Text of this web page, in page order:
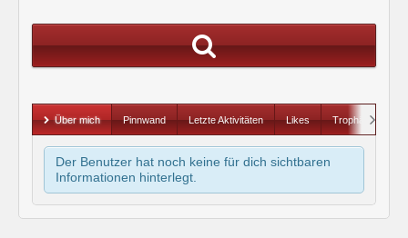
Über mich Pinnwand Letzte Aktivitäten Likes Trophäen
Der Benutzer hat noch keine für dich sichtbaren
Informationen hinterlegt.